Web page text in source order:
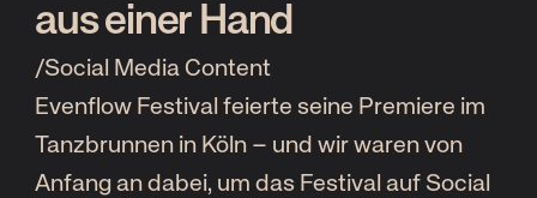
aus einer Hand
/Social Media Content
Evenflow Festival feierte seine Premiere im
Tanzbrunnen in Köln – und wir waren von
Anfang an dabei, um das Festival auf Social